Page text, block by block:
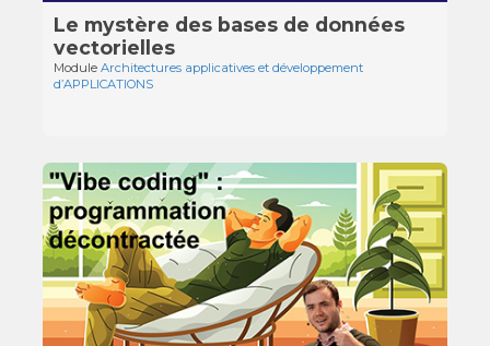
Le mystère des bases de données
vectorielles
ModuleArchitectures applicatives et développement
d’APPLICATIONS